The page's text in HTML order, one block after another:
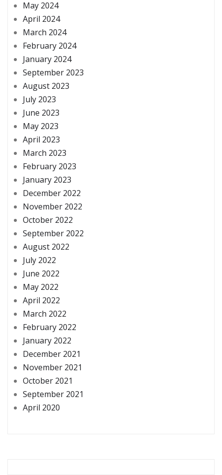
May 2024
April 2024
March 2024
February 2024
January 2024
September 2023
August 2023
July 2023
June 2023
May 2023
April 2023
March 2023
February 2023
January 2023
December 2022
November 2022
October 2022
September 2022
August 2022
July 2022
June 2022
May 2022
April 2022
March 2022
February 2022
January 2022
December 2021
November 2021
October 2021
September 2021
April 2020